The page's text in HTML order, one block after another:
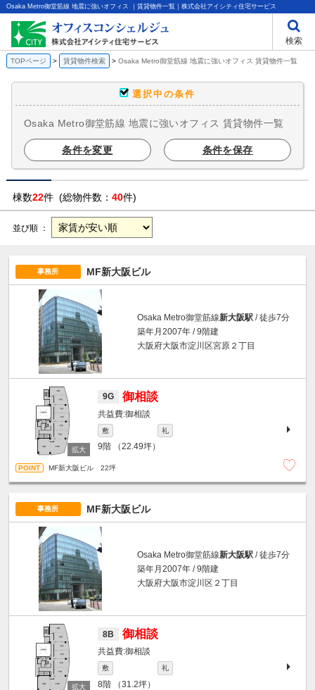
Osaka Metro御堂筋線 地震に強いオフィス ｜賃貸物件一覧｜株式会社アイシティ住宅サービス
検索
TOPページ 賃貸物件検索 Osaka Metro御堂筋線 地震に強いオフィス 賃貸物件一覧
選択中の条件
Osaka Metro御堂筋線 地震に強いオフィス 賃貸物件一覧
条件を変更 条件を保存
棟数22件 (総物件数： 40件)
並び順 ：
事務所 MF新大阪ビル
Osaka Metro御堂筋線新大阪駅 / 徒歩7分
築年月2007年 / 9階建
大阪府大阪市淀川区宮原２丁目
9G 御相談
御相談
敷 礼
9階 （22.49坪）
MF新大阪ビル 22坪
事務所 MF新大阪ビル
Osaka Metro御堂筋線新大阪駅 / 徒歩7分
築年月2007年 / 9階建
大阪府大阪市淀川区２丁目
8B 御相談
御相談
敷 礼
8階 （31.2坪）